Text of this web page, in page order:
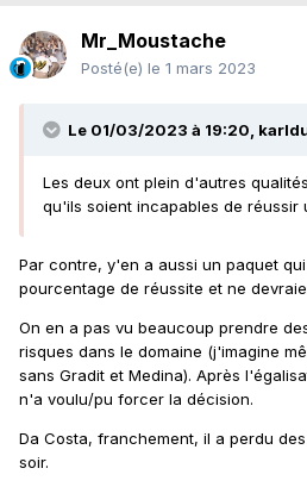
Mr_Moustache
Posté(e) le 1 mars 2023
Le 01/03/2023 à 19:20,
Les deux ont plein d'autres
qu'ils soient incapables de réussir
Par contre, y'en a aussi un paquet
pourcentage de réussite et ne
On en a pas vu beaucoup prendre
risques dans le domaine (j'imagine
sans Gradit et Medina). Après
n'a voulu/pu forcer la décision.
Da Costa, franchement, il a perdu
soir.